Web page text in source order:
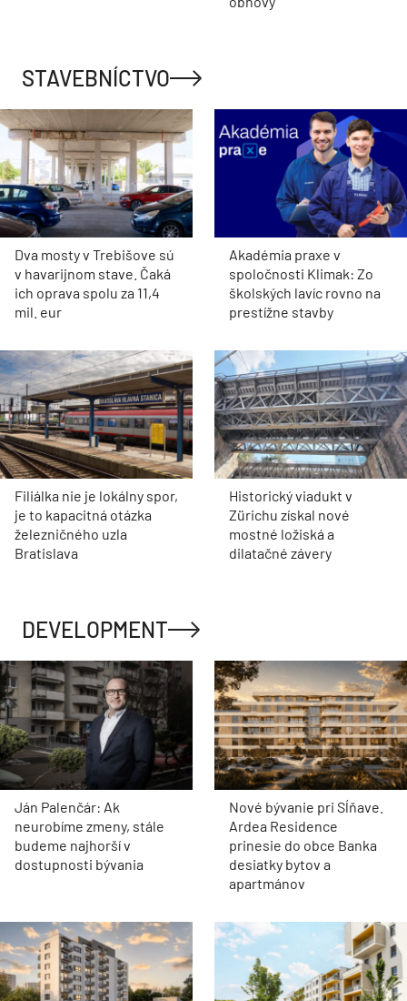
STAVEBNÍCTVO
Dva mosty v Trebišove sú
v havarijnom stave. Čaká
ich oprava spolu za 11,4
mil. eur
Akadémia praxe v
spoločnosti Klimak: Zo
školských lavíc rovno na
prestížne stavby
Filiálka nie je lokálny spor,
je to kapacitná otázka
železničného uzla
Bratislava
Historický viadukt v
Zürichu získal nové
mostné ložiská a
dilatačné závery
DEVELOPMENT
Ján Palenčár: Ak
neurobíme zmeny, stále
budeme najhorší v
dostupnosti bývania
Nové bývanie pri Sĺňave.
Ardea Residence
prinesie do obce Banka
desiatky bytov a
apartmánov